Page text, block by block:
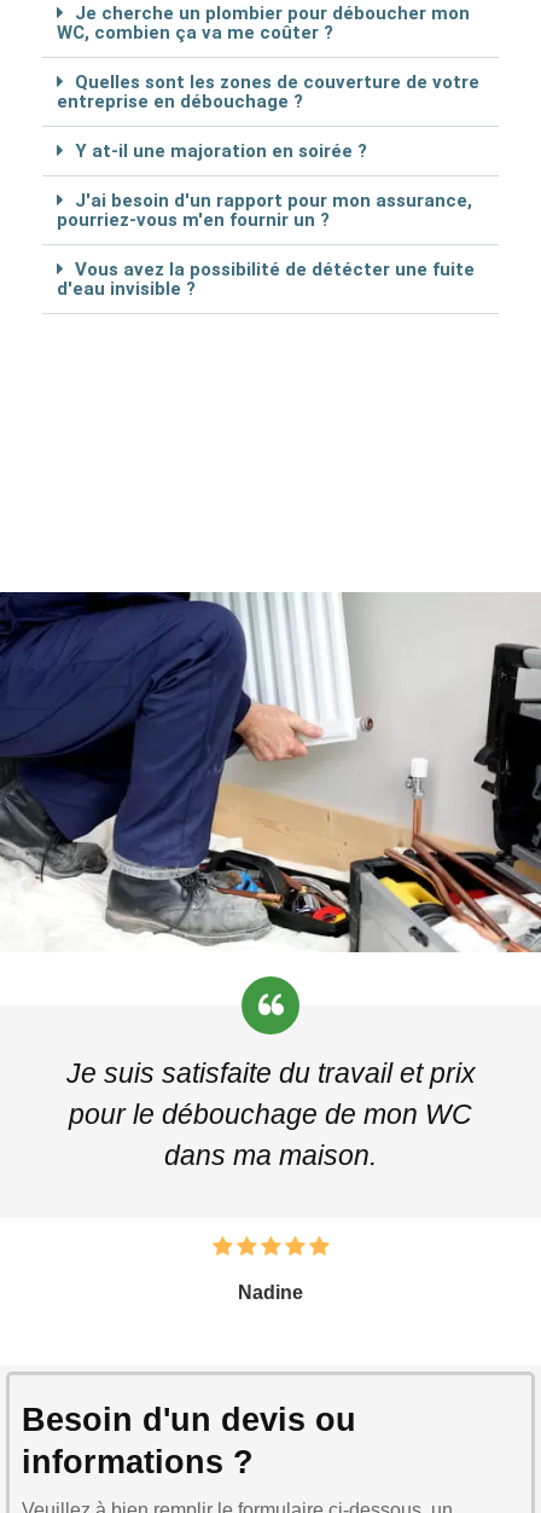
Je cherche un plombier pour déboucher mon
WC, combien ça va me coûter ?
Quelles sont les zones de couverture de votre
entreprise en débouchage ?
Y at-il une majoration en soirée ?
J'ai besoin d'un rapport pour mon assurance,
pourriez-vous m'en fournir un ?
Vous avez la possibilité de détécter une fuite
d'eau invisible ?
Je suis satisfaite du travail et prix
pour le débouchage de mon WC
dans ma maison.
Nadine
Besoin d'un devis ou
informations ?